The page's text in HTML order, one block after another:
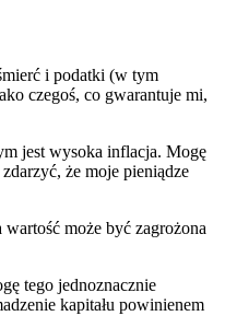
i podatki (w tym
czegoś, co gwarantuje mi,
jest wysoka inflacja. Mogę
że moje pieniądze
może być zagrożona
tego jednoznacznie
kapitału powinienem